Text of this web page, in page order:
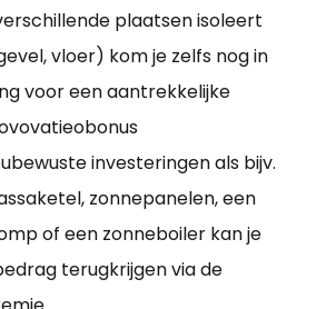
plaatsen isoleert
vloer) kom je zelfs nog in
voor een aantrekkelijke
investeringen als bijv.
zonnepanelen, een
of een zonneboiler kan je
terugkrijgen via de